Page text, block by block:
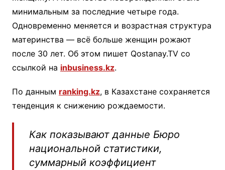
минимальным за последние четыре года.
Одновременно меняется и возрастная структура
материнства — всё больше женщин рожают
после 30 лет. Об этом пишет Qostanay.TV со
ссылкой на inbusiness.kz.
По данным ranking.kz, в Казахстане сохраняется
тенденция к снижению рождаемости.
Как показывают данные Бюро
национальной статистики,
суммарный коэффициент